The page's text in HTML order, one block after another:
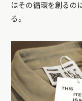
はその循環を創るの
る。